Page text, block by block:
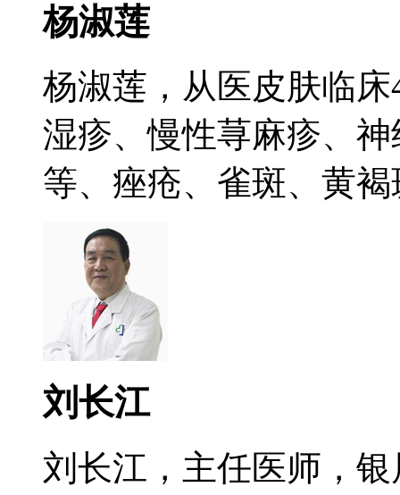
杨淑莲
杨淑莲，从医皮肤临
湿疹、慢性荨麻疹、
等、痤疮、雀斑、黄褐
刘长江
刘长江，主任医师，